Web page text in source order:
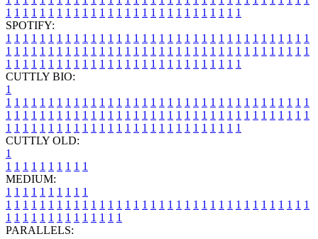
1 1 1 1 1 1 1 1 1 1 1 1 1 1 1 1 1 1 1 1 1 1 1 1 1 1 1 1
SPOTIFY:
1 1 1 1 1 1 1 1 1 1 1 1 1 1 1 1 1 1 1 1 1 1 1 1 1 1 1 1 1 1 1 1 1 1 1 1
1 1 1 1 1 1 1 1 1 1 1 1 1 1 1 1 1 1 1 1 1 1 1 1 1 1 1 1 1 1 1 1 1 1 1 1
1 1 1 1 1 1 1 1 1 1 1 1 1 1 1 1 1 1 1 1 1 1 1 1 1 1 1 1
CUTTLY BIO:
1
1 1 1 1 1 1 1 1 1 1 1 1 1 1 1 1 1 1 1 1 1 1 1 1 1 1 1 1 1 1 1 1 1 1 1 1
1 1 1 1 1 1 1 1 1 1 1 1 1 1 1 1 1 1 1 1 1 1 1 1 1 1 1 1 1 1 1 1 1 1 1 1
1 1 1 1 1 1 1 1 1 1 1 1 1 1 1 1 1 1 1 1 1 1 1 1 1 1 1 1
CUTTLY OLD:
1
1 1 1 1 1 1 1 1 1 1
MEDIUM:
1 1 1 1 1 1 1 1 1 1
1 1 1 1 1 1 1 1 1 1 1 1 1 1 1 1 1 1 1 1 1 1 1 1 1 1 1 1 1 1 1 1 1 1 1 1
1 1 1 1 1 1 1 1 1 1 1 1 1 1
PARALLELS: